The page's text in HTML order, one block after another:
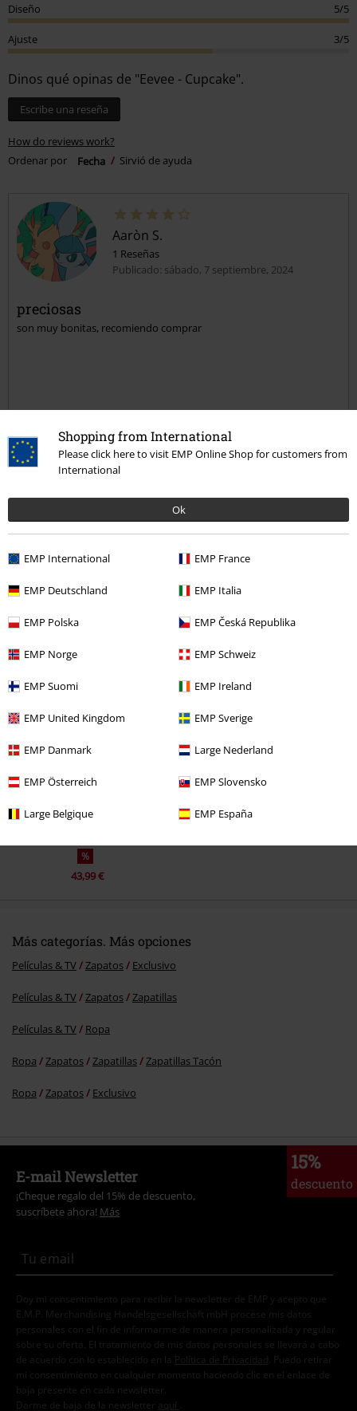
Shopping from International
Please click here to visit EMP Online Shop for customers from
International
Ok
EMP International EMP France
EMP Deutschland EMP Italia
EMP Polska EMP Česká Republika
EMP Norge EMP Schweiz
EMP Suomi EMP Ireland
EMP United Kingdom EMP Sverige
EMP Danmark Large Nederland
EMP Österreich EMP Slovensko
Large Belgique EMP España
Diseño 5/5
Ajuste 3/5
Dinos qué opinas de "Eevee - Cupcake".
Escribe una reseña
How do reviews work?
Ordenar por
Fecha Sirvió de ayuda
Aaròn S.
1 Reseñas
Publicado: sábado, 7 septiembre, 2024
preciosas
son muy bonitas, recomiendo comprar
Diseño
3
¿Te ha sido útil esta opinión?
Comentario
Enviar comentario
Última visita
%
43,99 €
Más categorías. Más opciones
Películas & TV Zapatos Exclusivo
Películas & TV Zapatos Zapatillas
Películas & TV Ropa
Ropa Zapatos Zapatillas Zapatillas Tacón
Ropa Zapatos Exclusivo
15%
descuento
E-mail Newsletter
¡Cheque regalo del 15% de descuento,
suscríbete ahora! Más
Doy mi consentimiento para recibir la newsletter de EMP y acepto que
E.M.P. Merchandising Handelsgesellschaft mbH procese mis datos
personales con el fin de informarme de manera personalizada y regular
sobre su oferta. El tratamiento de mis datos personales se llevará a cabo
de acuerdo con lo establecido en la
Política de Privacidad . Puedo retirar
mi consentimiento en cualquier momento haciendo clic en el enlace de
baja presente en cada newsletter.
Darme de baja de la newsletter
aquí